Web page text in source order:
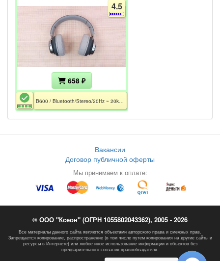
4.5
658 ₽
B600 / Bluetooth/Stereo/20Hz ~ 20kHz/32 Ohm/Mic 20Hz ~ 16kHz/10m/MiniJack 3.5/MicroUSB/Li-Pol
Вакансии
Договор публичной оферты
Мы принимаем к оплате:
© ООО "Ксеон" (ОГРН 1055802043362), 2005 - 2026
Все материалы данного сайта являются объектами авторского права и смежных прав.
Запрещается копирование, распространение (в том числе путем копирования на другие сайты и
ресурсы в Интернете) или любое иное использование информации и объектов без
предварительного согласия правообладателя.